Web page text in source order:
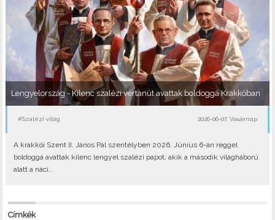
Lengyelország - Kilenc szalézi vértanút avattak boldoggá Krakkóban
#Szalézi világ 2026-06-07, Vasárnap
A krakkói Szent II. János Pál szentélyben 2026. Június 6-án reggel
boldoggá avattak kilenc lengyel szalézi papot, akik a második világháború
alatt a náci..
Címkék